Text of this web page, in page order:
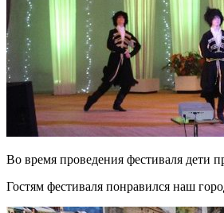
Во время проведения фестиваля дети
Гостям фестиваля понравился наш